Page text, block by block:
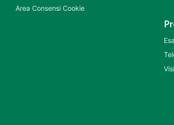
Area Consensi Cookie